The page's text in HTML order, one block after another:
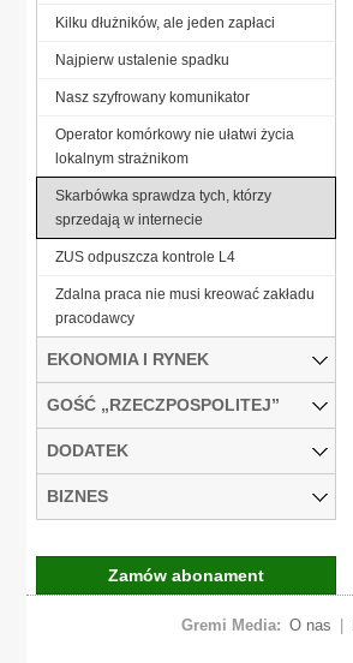
Kilku dłużników, ale jeden zapłaci
Najpierw ustalenie spadku
Nasz szyfrowany komunikator
Operator komórkowy nie ułatwi życia
lokalnym strażnikom
Skarbówka sprawdza tych, którzy
sprzedają w internecie
ZUS odpuszcza kontrole L4
Zdalna praca nie musi kreować zakładu
pracodawcy
EKONOMIA I RYNEK
GOŚĆ „RZECZPOSPOLITEJ”
DODATEK
BIZNES
Zamów abonament
Gremi Media: O nas